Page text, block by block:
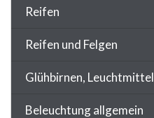
Reifen
Reifen und Felgen
Glühbirnen, Leuchtmittel
Beleuchtung allgemein